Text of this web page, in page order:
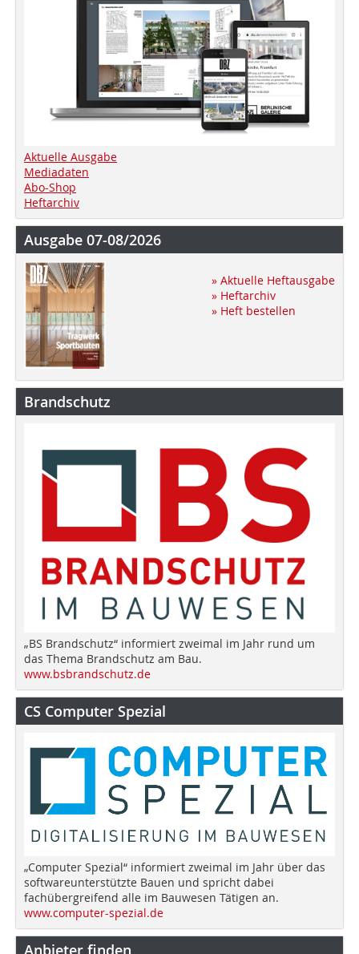
Aktuelle Ausgabe
Mediadaten
Abo-Shop
Heftarchiv
Ausgabe 07-08/2026
» Aktuelle Heftausgabe
» Heftarchiv
» Heft bestellen
Brandschutz
„BS Brandschutz“ informiert zweimal im Jahr rund um
das Thema Brandschutz am Bau.
www.bsbrandschutz.de
CS Computer Spezial
„Computer Spezial“ informiert zweimal im Jahr über das
softwareunterstützte Bauen und spricht dabei
fachübergreifend alle im Bauwesen Tätigen an.
www.computer-spezial.de